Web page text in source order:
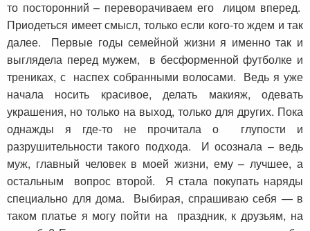
то посторонний – переворачиваем его лицом вперед.
Приодеться имеет смысл, только если кого-то ждем и так
далее. Первые годы семейной жизни я именно так и
выглядела перед мужем, в бесформенной футболке и
трениках, с наспех собранными волосами. Ведь я уже
начала носить красивое, делать макияж, одевать
украшения, но только на выход, только для других. Пока
однажды я где-то не прочитала о глупости и
разрушительности такого подхода. И осознала – ведь
муж, главный человек в моей жизни, ему – лучшее, а
остальным вопрос второй. Я стала покупать наряды
специально для дома. Выбирая, спрашиваю себя — в
таком платье я могу пойти на праздник, к друзьям, на